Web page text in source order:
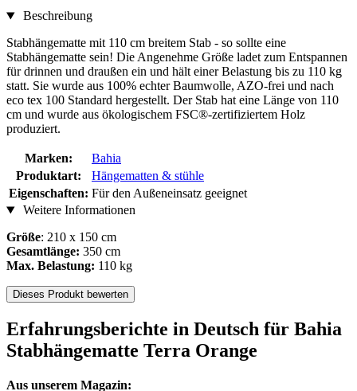
Beschreibung
Stabhängematte mit 110 cm breitem Stab - so sollte eine
Stabhängematte sein! Die Angenehme Größe ladet zum Entspannen
für drinnen und draußen ein und hält einer Belastung bis zu 110 kg
statt. Sie wurde aus 100% echter Baumwolle, AZO-frei und nach
eco tex 100 Standard hergestellt. Der Stab hat eine Länge von 110
cm und wurde aus ökologischem FSC®-zertifiziertem Holz
produziert.
Marken:
Bahia
Produktart:
Hängematten & stühle
Eigenschaften: Für den Außeneinsatz geeignet
Weitere Informationen
Größe: 210 x 150 cm
Gesamtlänge: 350 cm
Max. Belastung: 110 kg
Dieses Produkt bewerten
Erfahrungsberichte in Deutsch für Bahia
Stabhängematte Terra Orange
Aus unserem Magazin: